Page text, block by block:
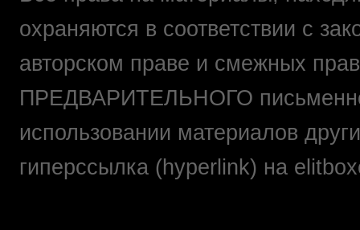
охраняются в соответствии с
авторском праве и смежных
ПРЕДВАРИТЕЛЬНОГО
использовании материалов
гиперссылка (hyperlink) на